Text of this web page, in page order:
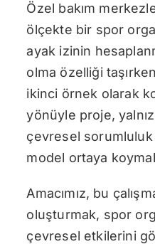
Özel bakım
ölçekte bir spor
ayak izinin
olma özelliği
ikinci örnek olarak
yönüyle proje,
çevresel sorumluluk
model ortaya
Amacımız, bu
oluşturmak, spor
çevresel etkilerini